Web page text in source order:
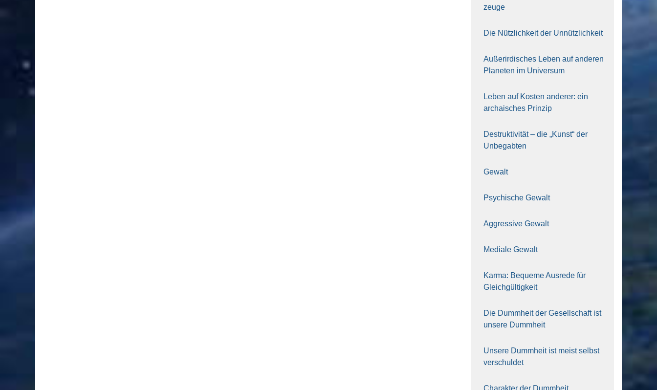
zeu­ge
Die Nütz­lich­keit der Unnütz­lich­keit
Außer­ir­di­sches Leben auf ande­ren
Pla­ne­ten im Uni­ver­sum
Leben auf Kos­ten ande­rer: ein
archai­sches Prin­zip
Destruk­ti­vi­tät – die „Kunst“ der
Unbe­gab­ten
Gewalt
Psy­chi­sche Gewalt
Aggres­si­ve Gewalt
Media­le Gewalt
Kar­ma: Beque­me Aus­re­de für
Gleich­gül­tig­keit
Die Dumm­heit der Gesell­schaft ist
unse­re Dumm­heit
Unse­re Dumm­heit ist meist selbst
ver­schul­det
Cha­rak­ter der Dumm­heit